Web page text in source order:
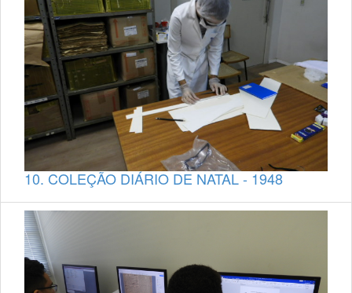
10. COLEÇÃO DIÁRIO DE NATAL - 1948